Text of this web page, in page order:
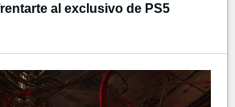
al exclusivo de PS5